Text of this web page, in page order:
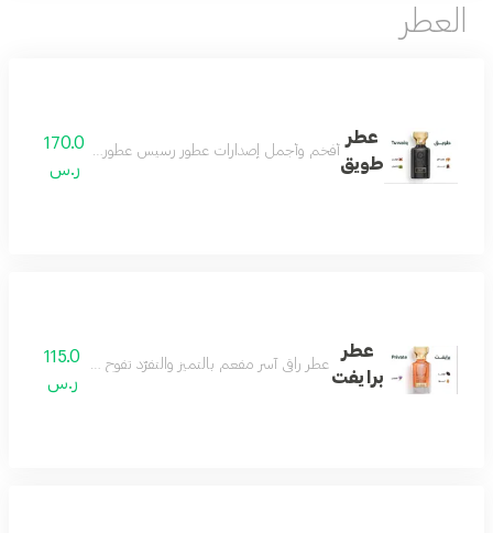
العطر
عطر
طويق
أفخم وأجمل إصدارات عطور رسيس عطور النيش الفاخرة
170.0
ر.س
عطر
برايفت
عطر راقي آسر مفعم بالتميز والتفرّد تفوح منه رائحة
115.0
ر.س